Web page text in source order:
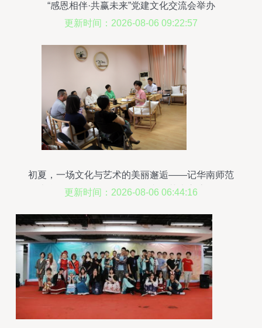
“感恩相伴·共赢未来”党建文化交流会举办
更新时间：2026-08-06 09:22:57
初夏，一场文化与艺术的美丽邂逅——记华南师范
大学工会活动“品·雅集”组织文化艺术交流活动
更新时间：2026-08-06 06:44:16